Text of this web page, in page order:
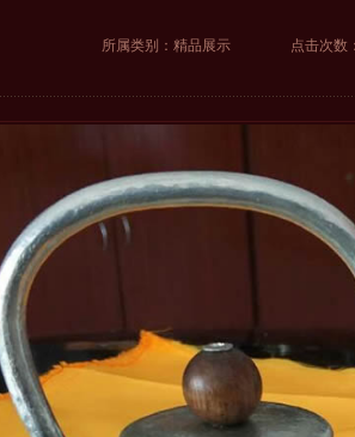
所属类别： 精品展示 点击次数